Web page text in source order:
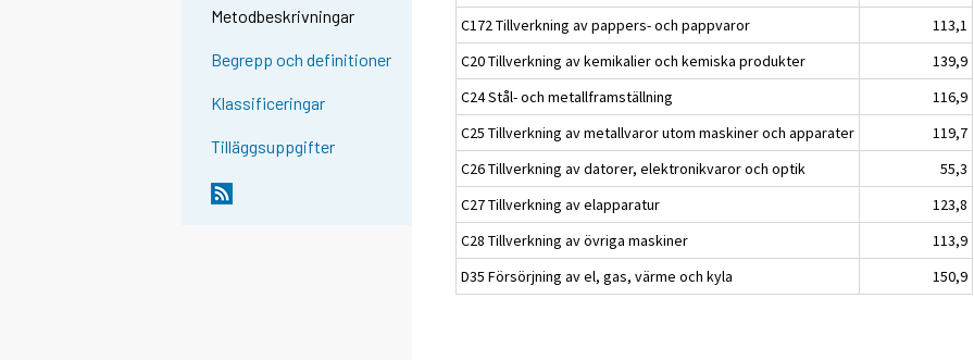
Metodbeskrivningar
Begrepp och definitioner
Klassificeringar
Tilläggsuppgifter
C172 Tillverkning av pappers- och pappvaror
113,1
C20 Tillverkning av kemikalier och kemiska produkter
139,9
C24 Stål- och metallframställning
116,9
C25 Tillverkning av metallvaror utom maskiner och apparater
119,7
C26 Tillverkning av datorer, elektronikvaror och optik
55,3
C27 Tillverkning av elapparatur
123,8
C28 Tillverkning av övriga maskiner
113,9
D35 Försörjning av el, gas, värme och kyla
150,9